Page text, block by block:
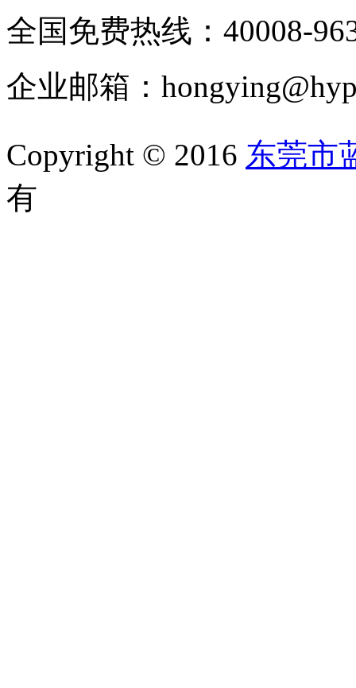
全国免费热线：40008-
企业邮箱：
Copyright © 2016 东莞市
有